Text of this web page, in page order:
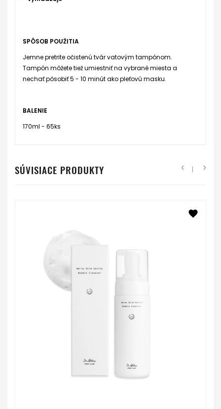
SPÔSOB POUŽITIA
Jemne pretrite očistenú tvár vatovým tampónom.
Tampón môžete tiež umiestniť na vybrané miesta a
nechať pôsobiť 5 - 10 minút ako pleťovú masku.
BALENIE
170ml - 65ks
SÚVISIACE PRODUKTY